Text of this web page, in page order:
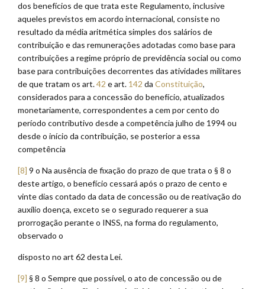
dos benefícios de que trata este Regulamento, inclusive
aqueles previstos em acordo internacional, consiste no
resultado da média aritmética simples dos salários de
contribuição e das remunerações adotadas como base para
contribuições a regime próprio de previdência social ou como
base para contribuições decorrentes das atividades militares
de que tratam os art.42 e art. 142 da Constituição,
considerados para a concessão do benefício, atualizados
monetariamente, correspondentes a cem por cento do
período contributivo desde a competência julho de 1994 ou
desde o início da contribuição, se posterior a essa
competência
[8] 9 o Na ausência de fixação do prazo de que trata o § 8 o
deste artigo, o benefício cessará após o prazo de cento e
vinte dias contado da data de concessão ou de reativação do
auxílio doença, exceto se o segurado requerer a sua
prorrogação perante o INSS, na forma do regulamento,
observado o
disposto no art 62 desta Lei.
[9] § 8 o Sempre que possível, o ato de concessão ou de